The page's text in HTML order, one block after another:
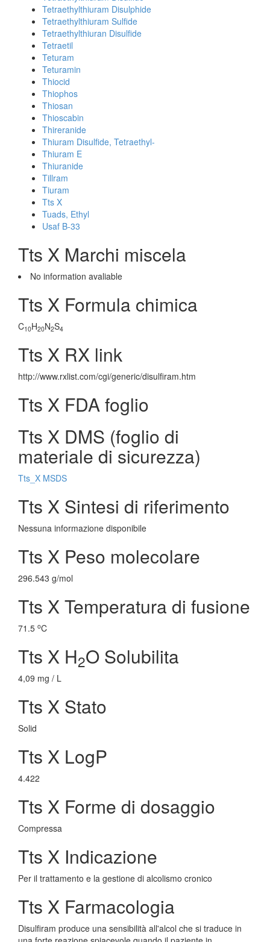
Tetraethylthiuram Disulphide
Tetraethylthiuram Sulfide
Tetraethylthiuran Disulfide
Tetraetil
Teturam
Teturamin
Thiocid
Thiophos
Thiosan
Thioscabin
Thireranide
Thiuram Disulfide, Tetraethyl-
Thiuram E
Thiuranide
Tillram
Tiuram
Tts X
Tuads, Ethyl
Usaf B-33
Tts X Marchi miscela
No information avaliable
Tts X Formula chimica
C10H20N2S4
Tts X RX link
http://www.rxlist.com/cgi/generic/disulfiram.htm
Tts X FDA foglio
Tts X DMS (foglio di
materiale di sicurezza)
Tts_X MSDS
Tts X Sintesi di riferimento
Nessuna informazione disponibile
Tts X Peso molecolare
296.543 g/mol
Tts X Temperatura di fusione
71.5 oC
Tts X H2O Solubilita
4,09 mg / L
Tts X Stato
Solid
Tts X LogP
4.422
Tts X Forme di dosaggio
Compressa
Tts X Indicazione
Per il trattamento e la gestione di alcolismo cronico
Tts X Farmacologia
Disulfiram produce una sensibilità all'alcol che si traduce in